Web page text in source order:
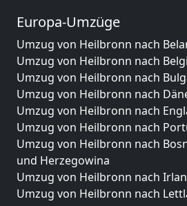
Europa-Umzüge
Umzug von Heilbronn nach
Umzug von Heilbronn nach
Umzug von Heilbronn nach
Umzug von Heilbronn nach
Umzug von Heilbronn nach
Umzug von Heilbronn nach
Umzug von Heilbronn nach
und Herzegowina
Umzug von Heilbronn nach
Umzug von Heilbronn nach